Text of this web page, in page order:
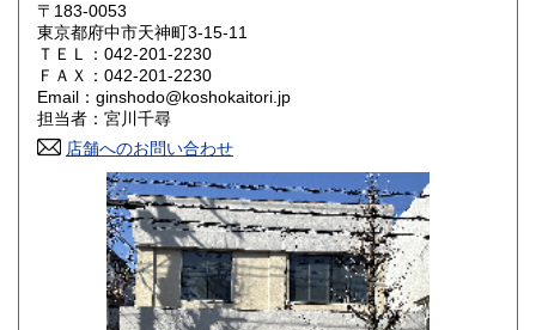
大阪府 1,800円
奈良県 1,800円
鳥取県
1,800円 広島県
1,800円 徳島県
1,800円 愛媛県
〒183-0053
東京都府中市天神町3-15-11
ＴＥＬ：042-201-2230
ＦＡＸ：042-201-2230
Email：ginshodo@koshokaitori.jp
担当者：宮川千尋
店舗へのお問い合わせ